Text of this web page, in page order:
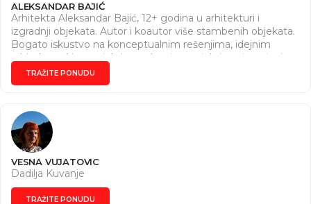
ALEKSANDAR BAJIĆ
Arhitekta Aleksandar Bajić, 12+ godina u arhitekturi i
izgradnji objekata. Autor i koautor više stambenih objekata.
Bogato iskustvo na konceptualnim rešenjima, idejnim
arhitektonskim projektima, glavnim projektima, izvođenju,
nadzoru, primopredaji radova, izradi tenderske
dokumentacije, izrade 3D modela i arhitektosnkih
TRAŽITE PONUDU
VESNA VUJATOVIC
Dadilja Kuvanje
TRAŽITE PONUDU